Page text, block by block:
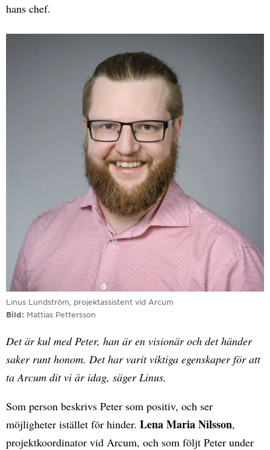
hans chef.
Linus Lundström, projektassistent vid Arcum
Bild
Mattias Pettersson
Det är kul med Peter, han är en visionär och det händer
saker runt honom. Det har varit viktiga egenskaper för att
ta Arcum dit vi är idag, säger Linus.
Som person beskrivs Peter som positiv, och ser
möjligheter istället för hinder. Lena Maria Nilsson,
projektkoordinator vid Arcum, och som följt Peter under